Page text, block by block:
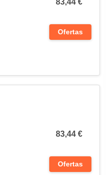
83,44 €
Ofertas
83,44 €
Ofertas